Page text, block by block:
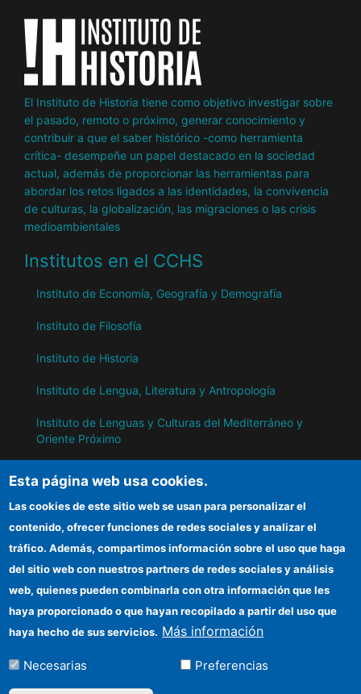
El Instituto de Historia tiene como objetivo investigar sobre
el pasado, remoto o próximo, generar conocimiento y
contribuir a que el saber histórico -como herramienta
crítica- desempeñe un papel destacado en la sociedad
actual, además de proporcionar las herramientas para
abordar los retos ligados a las identidades, la convivencia
de culturas, la globalización, las migraciones o las crisis
medioambientales
Institutos en el CCHS
Instituto de Economía, Geografía y Demografía
Instituto de Filosofía
Instituto de Historia
Instituto de Lengua, Literatura y Antropología
Instituto de Lenguas y Culturas del Mediterráneo y
Oriente Próximo
IH
Información para proveedores
Organismos financiadores
Cómo llegar
Esta página web usa cookies.
Las cookies de este sitio web se usan para personalizar el
contenido, ofrecer funciones de redes sociales y analizar el
tráfico. Además, compartimos información sobre el uso que haga
del sitio web con nuestros partners de redes sociales y análisis
web, quienes pueden combinarla con otra información que les
haya proporcionado o que hayan recopilado a partir del uso que
haya hecho de sus servicios. Más información
Necesarias Preferencias